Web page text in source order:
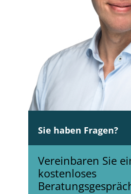
Sie haben Fragen?
Vereinbaren Sie ein
kostenloses